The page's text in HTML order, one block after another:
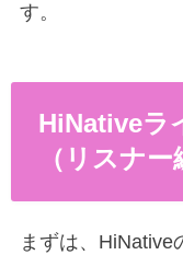
す。
HiNativeラ
（リスナー
まずは、HiNative